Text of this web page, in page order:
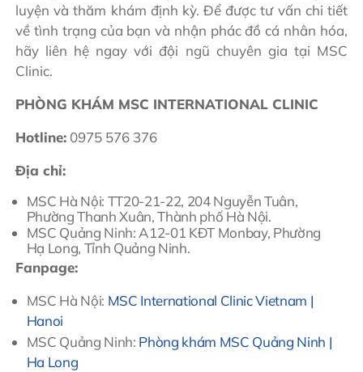
luyện và thăm khám định kỳ. Để được tư vấn chi tiết
về tình trạng của bạn và nhận phác đồ cá nhân hóa,
hãy liên hệ ngay với đội ngũ chuyên gia tại MSC
Clinic.
PHÒNG KHÁM MSC INTERNATIONAL CLINIC
Hotline: 0975 576 376
Địa chỉ:
MSC Hà Nội: TT20-21-22, 204 Nguyễn Tuân,
Phường Thanh Xuân, Thành phố Hà Nội.
MSC Quảng Ninh: A12-01 KĐT Monbay, Phường
Hạ Long, Tỉnh Quảng Ninh.
Fanpage:
MSC Hà Nội: MSC International Clinic Vietnam |
Hanoi
MSC Quảng Ninh: Phòng khám MSC Quảng Ninh |
Ha Long